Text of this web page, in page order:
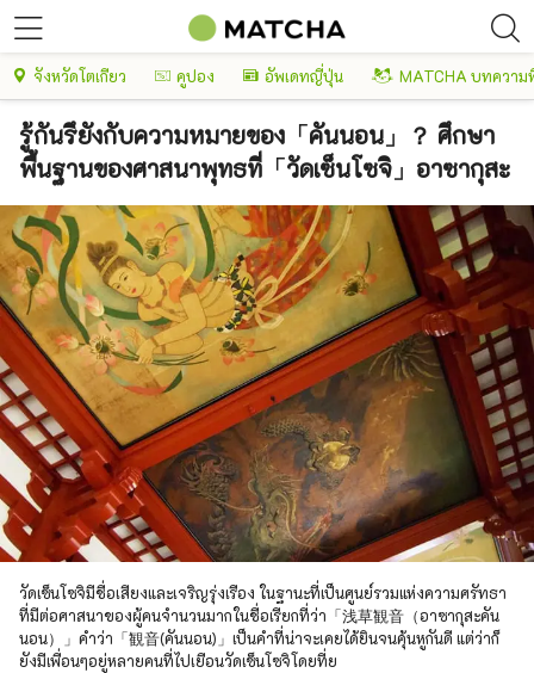
จังหวัดโตเกียว คูปอง อัพเดทญี่ปุ่น MATCHA บทความ
รู้กันรึยังกับความหมายของ「คันนอน」？ ศึกษา
พื้นฐานของศาสนาพุทธที่「วัดเซ็นโซจิ」อาซากุสะ
วัดเซ็นโซจิมีชื่อเสียงและเจริญรุ่งเรือง ในฐานะที่เป็นศูนย์รวมแห่งความศรัทธา
ที่มีต่อศาสนาของผู้คนจำนวนมากในชื่อเรียกที่ว่า「浅草観音（อาซากุสะคัน
นอน）」คำว่า「観音(คันนอน)」เป็นคำที่น่าจะเคยได้ยินจนคุ้นหูกันดี แต่ว่าก็
ยังมีเพื่อนๆอยู่หลายคนที่ไปเยือนวัดเซ็นโซจิโดยที่ย